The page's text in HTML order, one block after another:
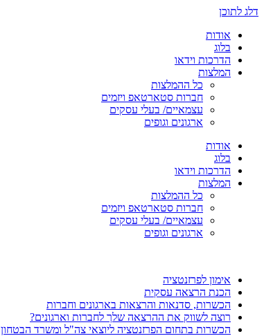
דלג לתוכן
אודות
בלוג
הדרכות וידאו
המלצות
כל ההמלצות
חברות סטארטאפ ויזמים
עצמאיים/ בעלי עסקים
ארגונים וגופים
אודות
בלוג
הדרכות וידאו
המלצות
כל ההמלצות
חברות סטארטאפ ויזמים
עצמאיים/ בעלי עסקים
ארגונים וגופים
אימון לפרזנטציה
הכנת הרצאה עסקית
הכשרות, סדנאות והרצאות בארגונים וחברות
רוצה לשווק את ההרצאה שלך לחברות וארגונים?
הכשרות בתחום הפרזנטציה ליוצאי צה"ל ומשרד הבטחון